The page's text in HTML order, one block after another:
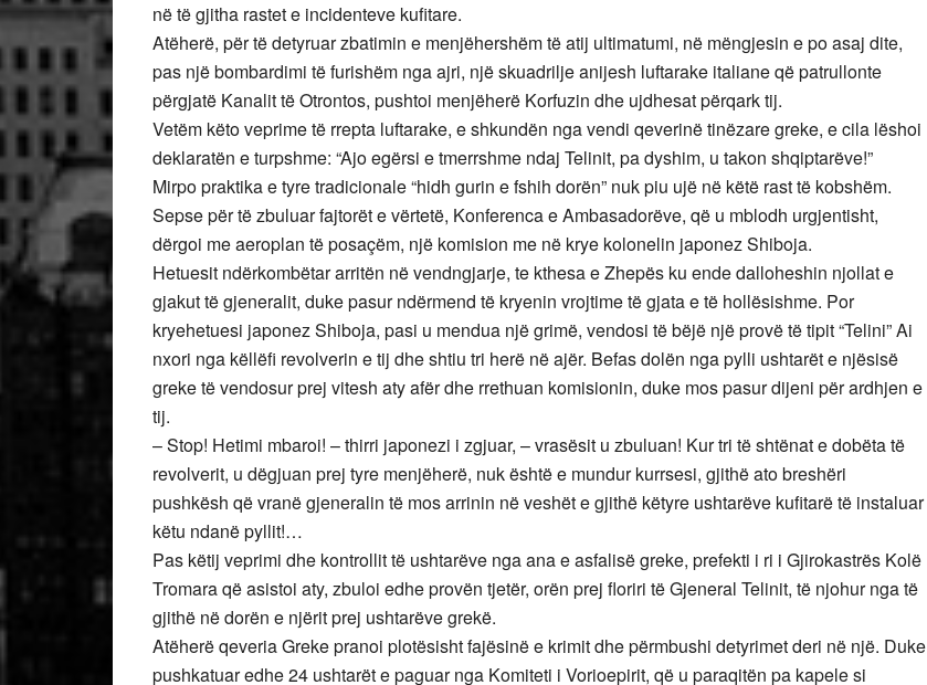
në të gjitha rastet e incidenteve kufitare.
Atëherë, për të detyruar zbatimin e menjëhershëm të atij ultimatumi, në mëngjesin e po asaj dite,
pas një bombardimi të furishëm nga ajri, një skuadrilje anijesh luftarake italiane që patrullonte
përgjatë Kanalit të Otrontos, pushtoi menjëherë Korfuzin dhe ujdhesat përqark tij.
Vetëm këto veprime të rrepta luftarake, e shkundën nga vendi qeverinë tinëzare greke, e cila lëshoi
deklaratën e turpshme: “Ajo egërsi e tmerrshme ndaj Telinit, pa dyshim, u takon shqiptarëve!”
Mirpo praktika e tyre tradicionale “hidh gurin e fshih dorën” nuk piu ujë në këtë rast të kobshëm.
Sepse për të zbuluar fajtorët e vërtetë, Konferenca e Ambasadorëve, që u mblodh urgjentisht,
dërgoi me aeroplan të posaçëm, një komision me në krye kolonelin japonez Shiboja.
Hetuesit ndërkombëtar arritën në vendngjarje, te kthesa e Zhepës ku ende dalloheshin njollat e
gjakut të gjeneralit, duke pasur ndërmend të kryenin vrojtime të gjata e të hollësishme. Por
kryehetuesi japonez Shiboja, pasi u mendua një grimë, vendosi të bëjë një provë të tipit “Telini” Ai
nxori nga këllëfi revolverin e tij dhe shtiu tri herë në ajër. Befas dolën nga pylli ushtarët e njësisë
greke të vendosur prej vitesh aty afër dhe rrethuan komisionin, duke mos pasur dijeni për ardhjen e
tij.
– Stop! Hetimi mbaroi! – thirri japonezi i zgjuar, – vrasësit u zbuluan! Kur tri të shtënat e dobëta të
revolverit, u dëgjuan prej tyre menjëherë, nuk është e mundur kurrsesi, gjithë ato breshëri
pushkësh që vranë gjeneralin të mos arrinin në veshët e gjithë këtyre ushtarëve kufitarë të instaluar
këtu ndanë pyllit!…
Pas këtij veprimi dhe kontrollit të ushtarëve nga ana e asfalisë greke, prefekti i ri i Gjirokastrës Kolë
Tromara që asistoi aty, zbuloi edhe provën tjetër, orën prej floriri të Gjeneral Telinit, të njohur nga të
gjithë në dorën e njërit prej ushtarëve grekë.
Atëherë qeveria Greke pranoi plotësisht fajësinë e krimit dhe përmbushi detyrimet deri në një. Duke
pushkatuar edhe 24 ushtarët e paguar nga Komiteti i Vorioepirit, që u paraqitën pa kapele si